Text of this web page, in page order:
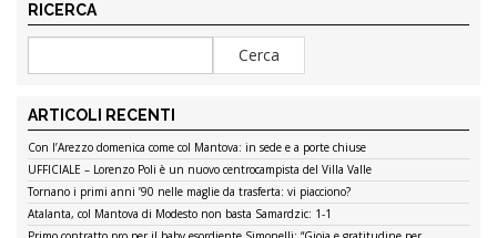
RICERCA
ARTICOLI RECENTI
Con l’Arezzo domenica come col Mantova: in sede e a porte chiuse
UFFICIALE – Lorenzo Poli è un nuovo centrocampista del Villa Valle
Tornano i primi anni ’90 nelle maglie da trasferta: vi piacciono?
Atalanta, col Mantova di Modesto non basta Samardzic: 1-1